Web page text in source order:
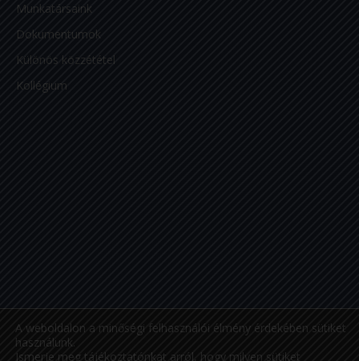
Munkatársaink
Dokumentumok
Különös közzététel
Kollégium
A weboldalon a minőségi felhasználói élmény érdekében sütiket
használunk.
Ismerje meg tájékoztatónkat arról, hogy milyen sütiket